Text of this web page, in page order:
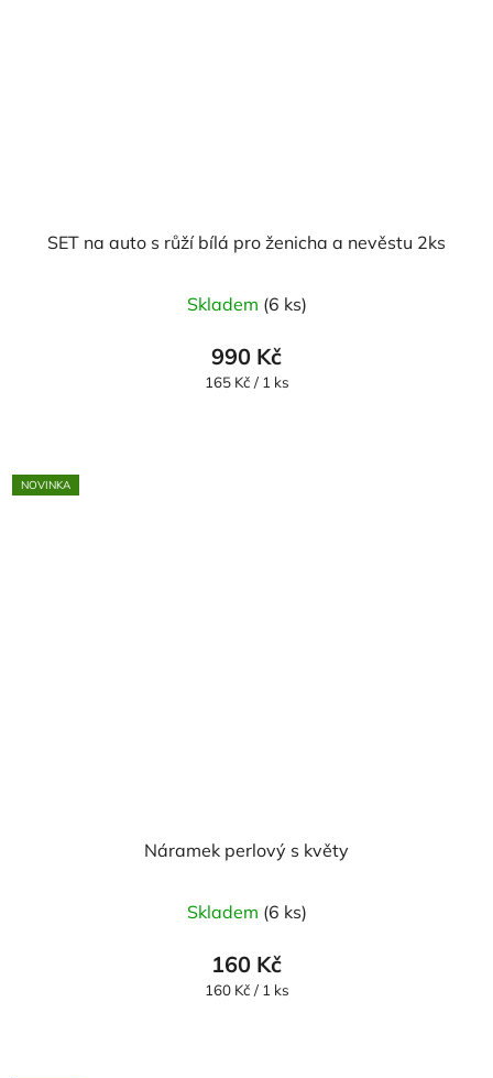
SET na auto s růží bílá pro ženicha a nevěstu 2ks
hodnocení
produktu
je
Skladem (6 ks)
990 Kč
Měrná
165 Kč / 1 ks
NOVINKA
Náramek perlový s květy
Skladem (6 ks)
160 Kč
Měrná
160 Kč / 1 ks